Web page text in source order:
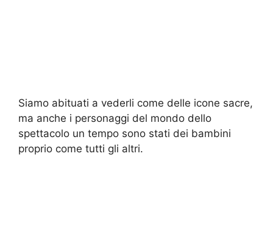
Siamo abituati a vederli come delle icone sacre,
ma anche i personaggi del mondo dello
spettacolo un tempo sono stati dei bambini
proprio come tutti gli altri.